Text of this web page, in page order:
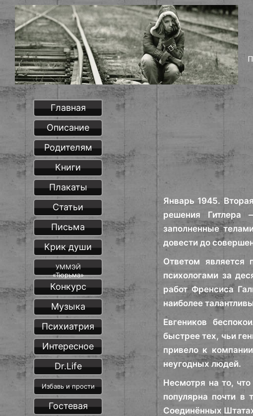
Январь 1945.
решения Гитлера
заполненные
довести до
Ответом является
психологами за
работ Френсиса
наиболее
Евгеников
быстрее тех, чьи
привело к
неугодных людей.
Несмотря на то,
популярна почти в
Соединённых
Главная
Описание
Родителям
Книги
Плакаты
Статьи
Письма
Крик души
УММЭЙ
«Тюрьма»
Конкурс
Музыка
Психиатрия
Интересное
Dr.Life
Избавь и прости
Гостевая